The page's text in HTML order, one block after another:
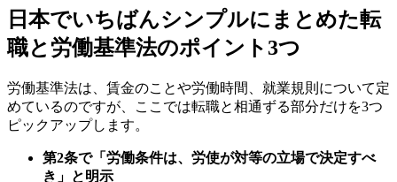
日本でいちばんシンプルにまとめた転
職と労働基準法のポイント3つ
労働基準法は、賃金のことや労働時間、就業規則について定
めているのですが、ここでは転職と相通ずる部分だけを3つ
ピックアップします。
第2条で「労働条件は、労使が対等の立場で決定すべ
き」と明示